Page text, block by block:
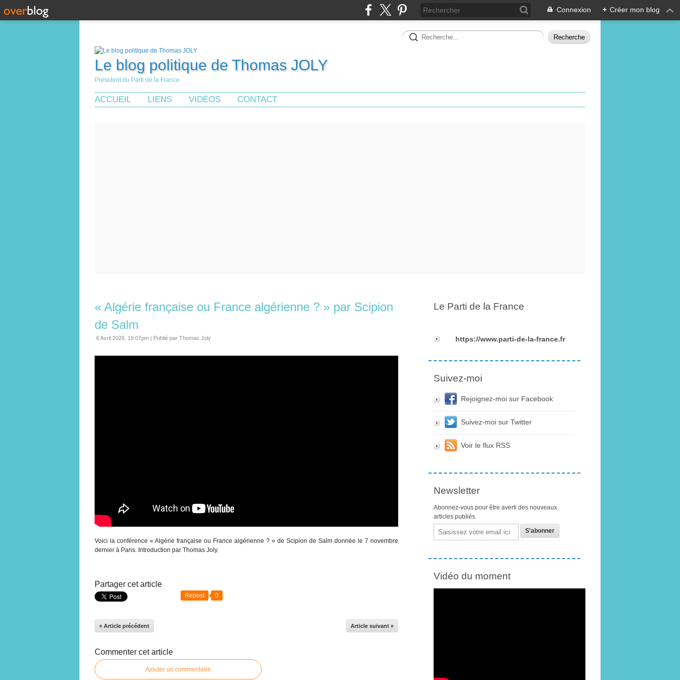
Connexion + Créer mon blog
Le blog politique de Thomas JOLY
Président du Parti de la France
ACCUEIL LIENS VIDÉOS CONTACT
« Algérie française ou France algérienne ? » par Scipion
de Salm
6 Avril 2026, 19:07pm | Publié par Thomas Joly
Voici la conférence « Algérie française ou France algérienne ? » de Scipion de Salm donnée le 7 novembre
dernier à Paris. Introduction par Thomas Joly.
Partager cet article
Repost 0
« Article précédent Article suivant »
Commenter cet article
Ajouter un commentaire
Le Parti de la France
https://www.parti-de-la-france.fr
Suivez-moi
Rejoignez-moi sur Facebook
Suivez-moi sur Twitter
Voir le flux RSS
Newsletter
Abonnez-vous pour être averti des nouveaux
articles publiés.
Email
Vidéo du moment